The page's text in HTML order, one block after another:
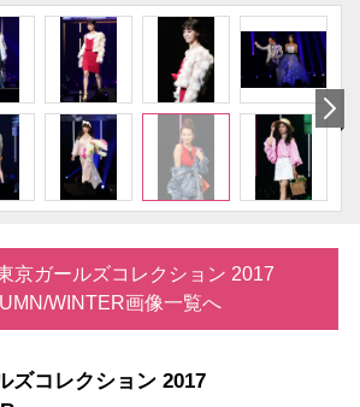
京ガールズコレクション 2017
WINTER画像一覧へ
ズコレクション 2017